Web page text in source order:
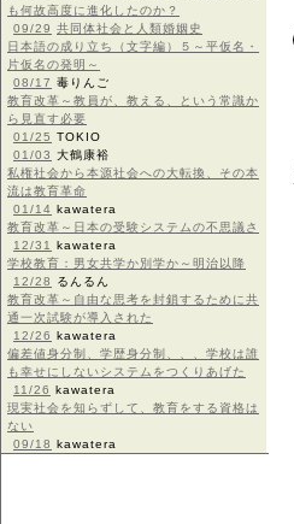
も何故高度に進化したのか？
09/29 共同体社会と人類婚姻史
日本語の成り立ち（文字編）５～平仮名・
片仮名の発明～
08/17 毒りんご
教育改革～教員が、教える、という常識か
ら見直す必要
01/25 TOKIO
01/03 大鶴康裕
私権社会から本源社会への大転換、その本
流は教育革命
01/14 kawatera
教育改革～日本の受験システムの不思議さ
12/31
kawatera
学校教育：男女共学か別学か～明治以降
12/28
るんるん
教育改革～自由な思考を封鎖するために共
通一次試験が導入された
12/26 kawatera
偏差値身分制、学歴身分制、、、学校は誰
も幸せにしないシステムをつくりあげた
11/26 kawatera
現実社会を知らずして、教育をする資格は
ない
09/18 kawatera